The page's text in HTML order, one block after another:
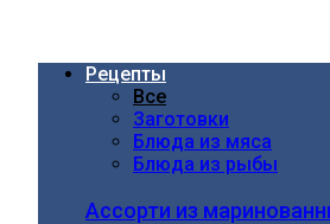
Рецепты
Все
Заготовки
Блюда из мяса
Блюда из рыбы
Ассорти из